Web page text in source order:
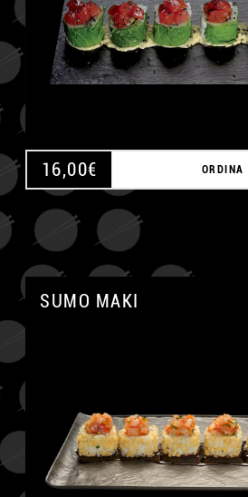
16,00€ ORDINA
SUMO MAKI